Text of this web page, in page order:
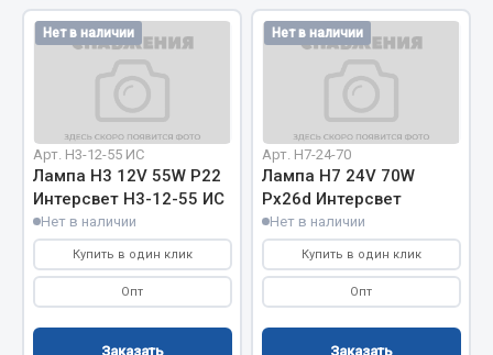
Весь раздел
Болты
Гайки
Кольца стопорные
Пресс-масленки
Пробки
Нет в наличии
Арт. H3-12-55 ИС
Лампа H3 12V 55W P22
Интерсвет Н3-12-55 ИС
Нет в наличии
Купить в один клик
Опт
Заказать
Нет в наличии
Арт. H7-24-70
Лампа H7 24V 70W
Pх26d Интерсвет
Нет в наличии
Купить в один клик
Опт
Заказать